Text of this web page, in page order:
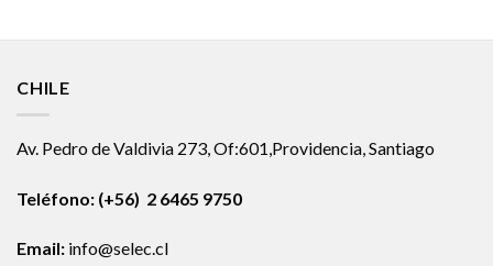
CHILE
Av. Pedro de Valdivia 273, Of:601,Providencia, Santiago
Teléfono: (+56) 2 6465 9750
Email: info@selec.cl